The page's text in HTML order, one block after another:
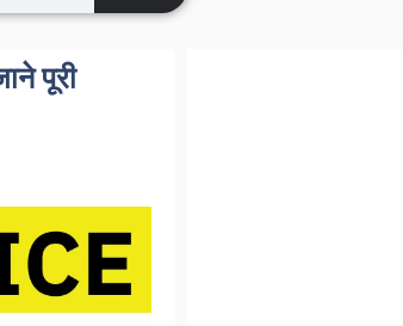
पूरी